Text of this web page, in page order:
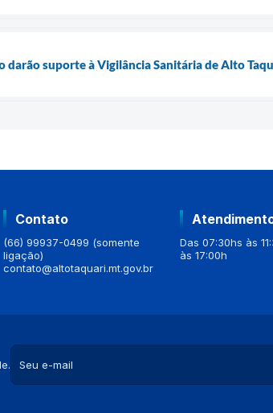
suporte à Vigilância Sanitária de Alto
Contato
(66) 99937-0499 (somente
ligação)
contato@altotaquari.mt.gov.br
Das 07:30hs às
às 17:00h